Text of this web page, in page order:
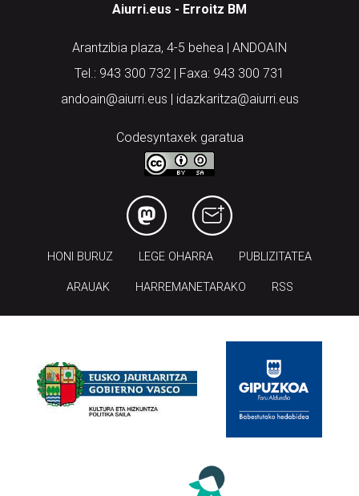
Aiurri.eus - Erroitz BM
Arantzibia plaza, 4-5 behea | ANDOAIN
Tel.: 943 300 732 | Faxa: 943 300 731
andoain@aiurri.eus | idazkaritza@aiurri.eus
Codesyntaxek garatua
HONI BURUZ LEGE OHARRA PUBLIZITATEA
ARAUAK HARREMANETARAKO RSS